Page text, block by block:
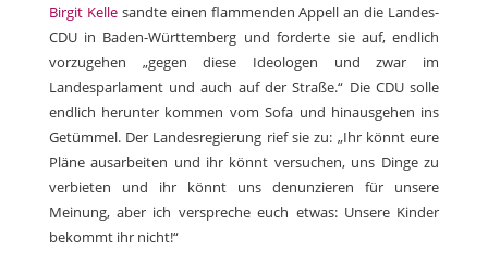
Birgit Kellesandte einen flammenden Appell an die Landes-
CDU in Baden-Württemberg und forderte sie auf, endlich
vorzugehen „gegen diese Ideologen und zwar im
Landesparlament und auch auf der Straße.“ Die CDU solle
endlich herunter kommen vom Sofa und hinausgehen ins
Getümmel. Der Landesregierung rief sie zu: „Ihr könnt eure
Pläne ausarbeiten und ihr könnt versuchen, uns Dinge zu
verbieten und ihr könnt uns denunzieren für unsere
Meinung, aber ich verspreche euch etwas: Unsere Kinder
bekommt ihr nicht!“